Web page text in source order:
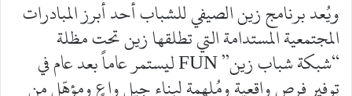
ويُعد برنامج زين الصيفي للشباب أحد أبرز المبادرات
المجتمعية المستدامة التي تطلقها زين تحت مظلة
“شبكة شباب زين” FUN ليستمر عاماً بعد عام في
توفير فرص واقعية ومُلهمة لبناء جيل واعٍ ومؤهّل من